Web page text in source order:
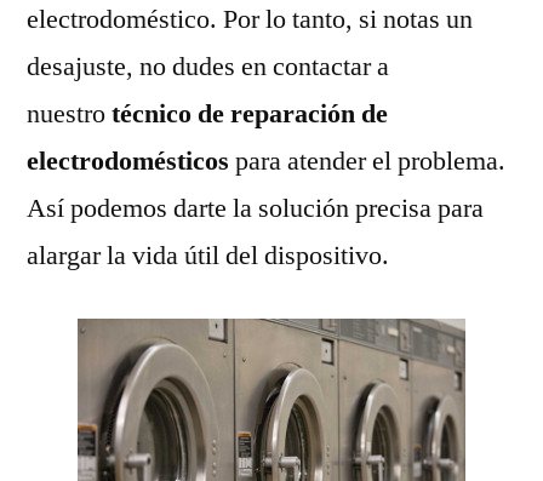
electrodoméstico. Por lo tanto, si notas un
desajuste, no dudes en contactar a
nuestrotécnico de reparación de
electrodomésticos para atender el problema.
Así podemos darte la solución precisa para
alargar la vida útil del dispositivo.